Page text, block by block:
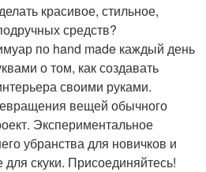
красивое, стильное,
средств?
по hand made каждый день
о том, как создавать
своими руками.
вещей обычного
Экспериментальное
убранства для новичков и
скуки. Присоединяйтесь!